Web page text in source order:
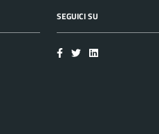
SEGUICI SU
Facebook
TwitterLinkedIn